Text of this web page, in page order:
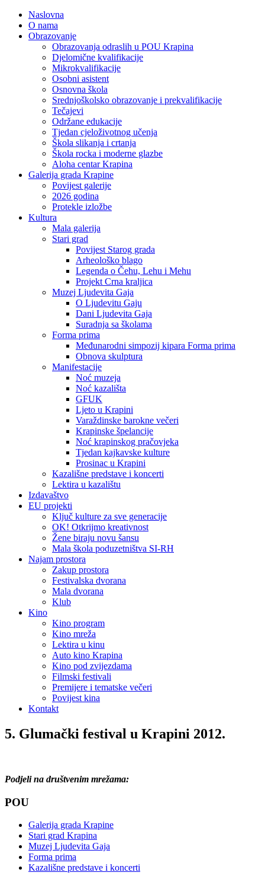
Naslovna
O nama
Obrazovanje
Obrazovanja odraslih u POU Krapina
Djelomične kvalifikacije
Mikrokvalifikacije
Osobni asistent
Osnovna škola
Srednjoškolsko obrazovanje i prekvalifikacije
Tečajevi
Održane edukacije
Tjedan cjeloživotnog učenja
Škola slikanja i crtanja
Škola rocka i moderne glazbe
Aloha centar Krapina
Galerija grada Krapine
Povijest galerije
2026 godina
Protekle izložbe
Kultura
Mala galerija
Stari grad
Povijest Starog grada
Arheološko blago
Legenda o Čehu, Lehu i Mehu
Projekt Crna kraljica
Muzej Ljudevita Gaja
O Ljudevitu Gaju
Dani Ljudevita Gaja
Suradnja sa školama
Forma prima
Međunarodni simpozij kipara Forma prima
Obnova skulptura
Manifestacije
Noć muzeja
Noć kazališta
GFUK
Ljeto u Krapini
Varaždinske barokne večeri
Krapinske špelancije
Noć krapinskog pračovjeka
Tjedan kajkavske kulture
Prosinac u Krapini
Kazališne predstave i koncerti
Lektira u kazalištu
Izdavaštvo
EU projekti
Ključ kulture za sve generacije
OK! Otkrijmo kreativnost
Žene biraju novu šansu
Mala škola poduzetništva SI-RH
Najam prostora
Zakup prostora
Festivalska dvorana
Mala dvorana
Klub
Kino
Kino program
Kino mreža
Lektira u kinu
Auto kino Krapina
Kino pod zvijezdama
Filmski festivali
Premijere i tematske večeri
Povijest kina
Kontakt
5. Glumački festival u Krapini 2012.
Podjeli na društvenim mrežama:
POU
Galerija grada Krapine
Stari grad Krapina
Muzej Ljudevita Gaja
Forma prima
Kazališne predstave i koncerti